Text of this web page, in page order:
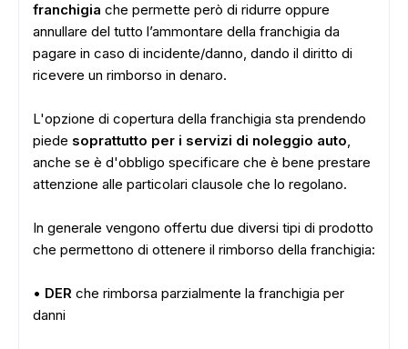
franchigia che permette però di ridurre oppure
annullare del tutto l’ammontare della franchigia da
pagare in caso di incidente/danno, dando il diritto di
ricevere un rimborso in denaro.
L'opzione di copertura della franchigia sta prendendo
piede soprattutto per i servizi di noleggio auto,
anche se è d'obbligo specificare che è bene prestare
attenzione alle particolari clausole che lo regolano.
In generale vengono offertu due diversi tipi di prodotto
che permettono di ottenere il rimborso della franchigia:
• DER che rimborsa parzialmente la franchigia per
danni